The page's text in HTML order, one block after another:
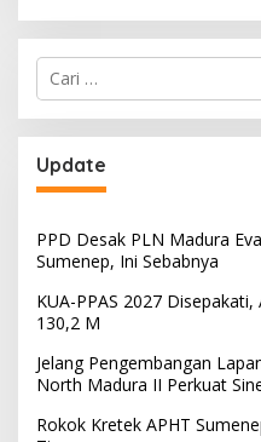
Cari
untuk:
Update
PPD Desak PLN Madura
Sumenep, Ini Sebabnya
KUA-PPAS 2027
130,2 M
Jelang Pengembangan
North Madura II Perkuat
Rokok Kretek APHT